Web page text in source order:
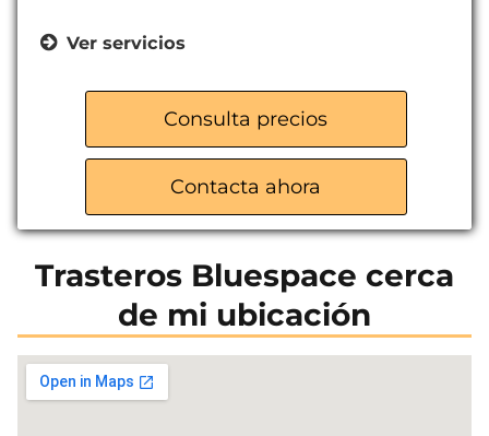
Ver servicios
Acceso seguro y cómodo
Consulta precios
Contacta ahora
Trasteros Bluespace cerca
de mi ubicación